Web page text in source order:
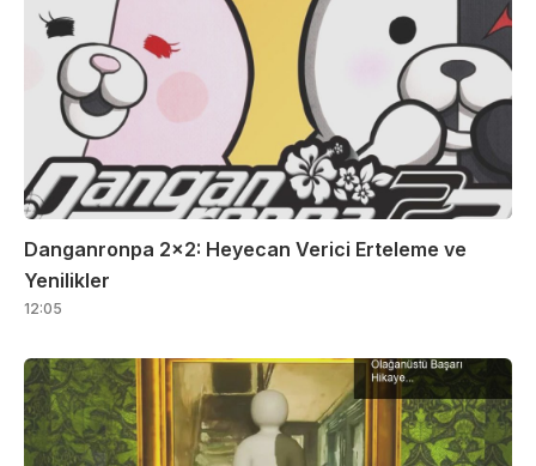
Danganronpa 2×2: Heyecan Verici Erteleme ve
Yenilikler
12:05